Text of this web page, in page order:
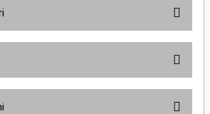
öneri formunu kullanarak tarafımıza